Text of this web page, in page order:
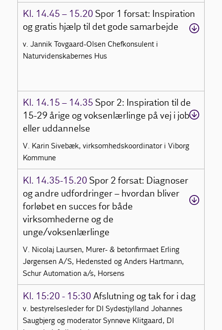
Kl. 14.45 – 15.20 Spor 1 forsat: Inspiration
og gratis hjælp til det gode samarbejde
v. Jannik Tovgaard-Olsen Chefkonsulent i
Naturvidenskabernes Hus
Kl. 14.15 – 14.35 Spor 2: Inspiration til de
15-29 årige og voksenlærlinge på vej i job
eller uddannelse
V. Karin Sivebæk, virksomhedskoordinator i Viborg
Kommune
Kl. 14.35-15.20 Spor 2 forsat: Diagnoser
og andre udfordringer – hvordan bliver
forløbet en succes for både
virksomhederne og de
unge/voksenlærlinge
V. Nicolaj Laursen, Murer- & betonfirmaet Erling
Jørgensen A/S, Hedensted og Anders Hartmann,
Schur Automation a/s, Horsens
Kl. 15:20 - 15:30 Afslutning og tak for i dag
v. bestyrelsesleder for DI Sydøstjylland Johannes
Saugbjerg og moderator Synnøve Klitgaard, DI